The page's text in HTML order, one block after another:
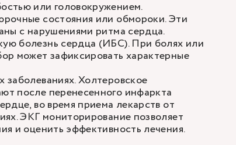
или головокружением.
состояния или обмороки. Эти
с нарушениями ритма сердца.
болезнь сердца (ИБС). При болях или
может зафиксировать характерные
Холтеровское
после перенесенного инфаркта
во время приема лекарств от
ЭКГ мониторирование позволяет
и оценить эффективность лечения.